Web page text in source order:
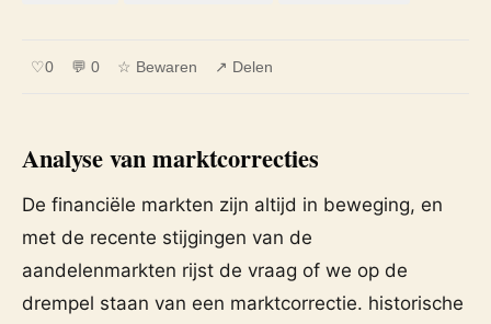
♡0 💬 0 ☆ Bewaren ↗ Delen
Analyse van marktcorrecties
De financiële markten zijn altijd in beweging, en
met de recente stijgingen van de
aandelenmarkten rijst de vraag of we op de
drempel staan van een marktcorrectie. historische